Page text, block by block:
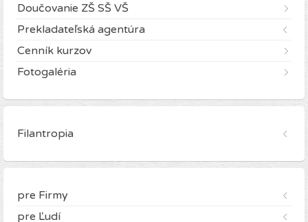
Doučovanie ZŠ SŠ VŠ
Prekladateľská agentúra
Cenník kurzov
Fotogaléria
Filantropia
pre Firmy
pre Ľudí